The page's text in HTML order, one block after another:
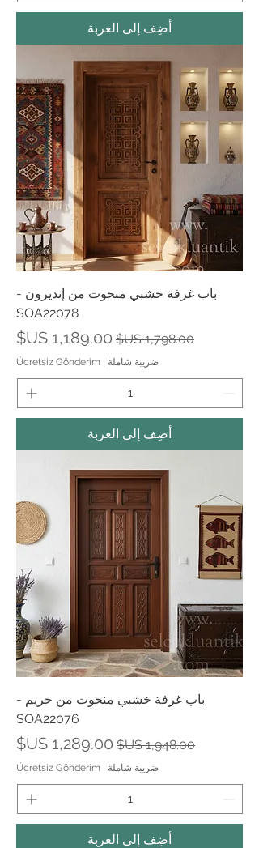
أضِف إلى العربة
باب غرفة خشبي منحوت من إنديرون -
SOA22078
سعر عادي سعر البيع
ضريبة شاملة |
Ücretsiz Gönderim
أضِف إلى العربة
باب غرفة خشبي منحوت من حريم -
SOA22076
سعر عادي سعر البيع
ضريبة شاملة |
Ücretsiz Gönderim
أضِف إلى العربة